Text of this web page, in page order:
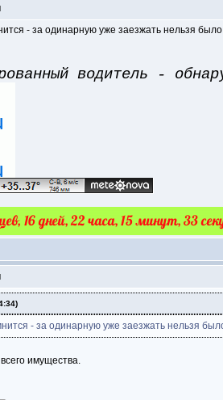
- за одинарную уже заезжать нельзя
водитель -
- за одинарную уже заезжать нельзя
имущества.